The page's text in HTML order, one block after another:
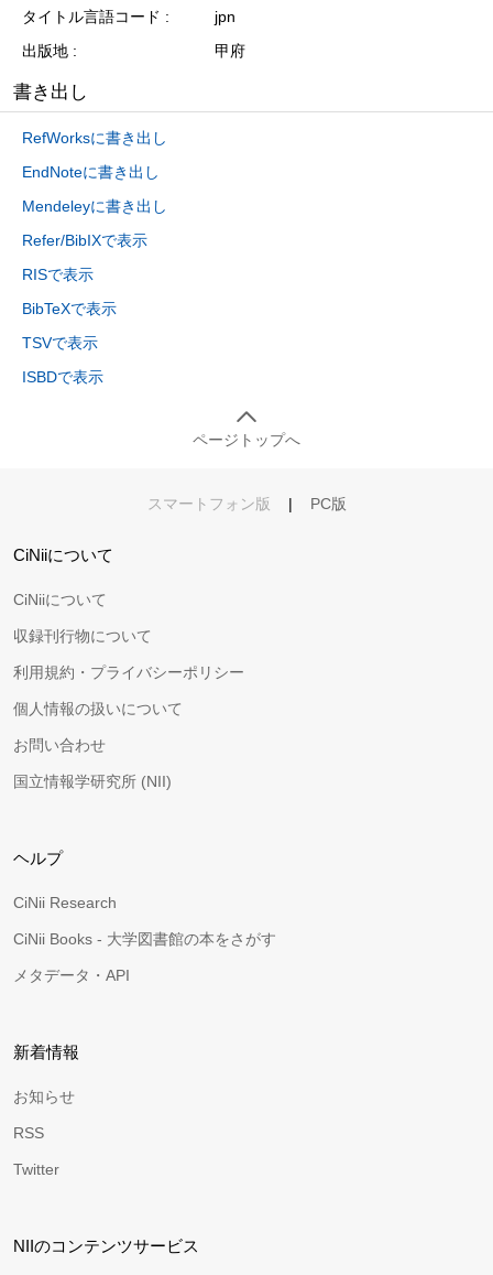
タイトル言語コード
jpn
出版地
甲府
書き出し
RefWorksに書き出し
EndNoteに書き出し
Mendeleyに書き出し
Refer/BibIXで表示
RISで表示
BibTeXで表示
TSVで表示
ISBDで表示
ページトップへ
スマートフォン版 | PC版
CiNiiについて
CiNiiについて
収録刊行物について
利用規約・プライバシーポリシー
個人情報の扱いについて
お問い合わせ
国立情報学研究所 (NII)
ヘルプ
CiNii Research
CiNii Books - 大学図書館の本をさがす
メタデータ・API
新着情報
お知らせ
RSS
Twitter
NIIのコンテンツサービス